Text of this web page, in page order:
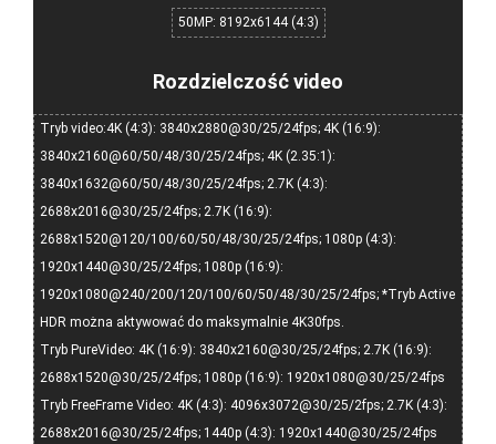
50MP: 8192x6144 (4:3)
Rozdzielczość video
Tryb video:4K (4:3): 3840x2880@30/25/24fps; 4K (16:9):
3840x2160@60/50/48/30/25/24fps; 4K (2.35:1):
3840x1632@60/50/48/30/25/24fps; 2.7K (4:3):
2688x2016@30/25/24fps; 2.7K (16:9):
2688x1520@120/100/60/50/48/30/25/24fps; 1080p (4:3):
1920x1440@30/25/24fps; 1080p (16:9):
1920x1080@240/200/120/100/60/50/48/30/25/24fps; *Tryb Active
HDR można aktywować do maksymalnie 4K30fps.
Tryb PureVideo: 4K (16:9): 3840x2160@30/25/24fps; 2.7K (16:9):
2688x1520@30/25/24fps; 1080p (16:9): 1920x1080@30/25/24fps
Tryb FreeFrame Video: 4K (4:3): 4096x3072@30/25/2fps; 2.7K (4:3):
2688x2016@30/25/24fps; 1440p (4:3): 1920x1440@30/25/24fps